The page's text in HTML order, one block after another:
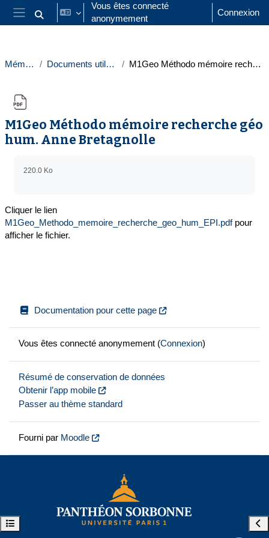
Passer au contenu principal
Panneau latéral
Activer/désactiver la saisie de recherche
Vous êtes connecté
anonymement
Connexion
Ouvrir l’index du cours
Mémoires M1 Documents utiles pour le mémoire M1Geo Méthodo mémoire recherche géo hum. Anne Bretagnolle
M1Geo Méthodo mémoire recherche géo
hum. Anne Bretagnolle
220.0 Ko
Cliquer le lien
M1Geo_Methodo_memoire_recherche_geo_hum_EPI.pdfpour
afficher le fichier.
Documentation pour cette page
Vous êtes connecté anonymement (Connexion)
Résumé de conservation de données
Obtenir l’app mobile
Passer au thème standard
Fourni par Moodle